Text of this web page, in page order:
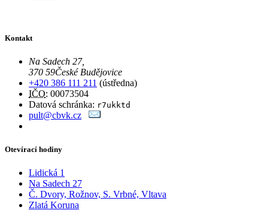
Kontakt
Na Sadech 27,
370 59České Budějovice
+420 386 111 211 (ústředna)
IČO: 00073504
Datová schránka: r7ukktd
pult@cbvk.cz
Otevírací hodiny
Lidická 1
Na Sadech 27
Č. Dvory, Rožnov, S. Vrbné, Vltava
Zlatá Koruna